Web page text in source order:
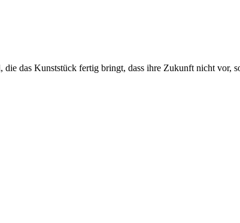
das Kunststück fertig bringt, dass ihre Zukunft nicht